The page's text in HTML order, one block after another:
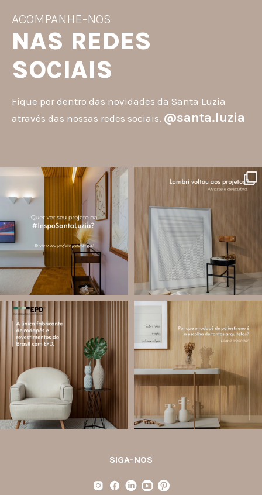
ACOMPANHE-NOS
NAS REDES
SOCIAIS
Fique por dentro das novidades da Santa Luzia
através das nossas redes sociais. @santa.luzia
santa.luzia
A #InspoSantaLuzia é um espaço
criado para divulgar projetos que
utilizam produtos Santa Luzia e
valorizar o trabalho de arquitetos,
designers de...
Jul 28
13 0
O lambri é um revestimento versátil
painéis decorativos e diversas
composições para valorizar o
ambiente!
Jul 27
87 8
Você sabe o que é EPD?
A Declaração Ambiental de Produto
(Environmental Product Declaration) é
um documento internacional que
Jul 21
35 1
Os rodapés de poliestireno
conquistaram espaço na arquitetura
porque unem estética, praticidade e
desempenho em um único produto.
Diferente
SIGA-NOS